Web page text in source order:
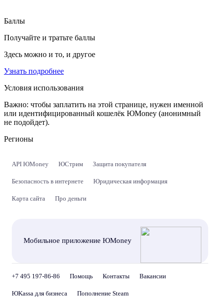
Баллы
Получайте и тратьте баллы
Здесь можно и то, и другое
Узнать подробнее
Условия использования
Важно: чтобы заплатить на этой странице, нужен именной
или идентифицированный кошелёк ЮMoney (анонимный
не подойдет).
Регионы
API ЮMoney ЮСтрим Защита покупателя
Безопасность в интернете Юридическая информация
Карта сайта Про деньги
Мобильное приложение ЮMoney
+7 495 197-86-86 Помощь Контакты Вакансии
ЮKassa для бизнеса Пополнение Steam